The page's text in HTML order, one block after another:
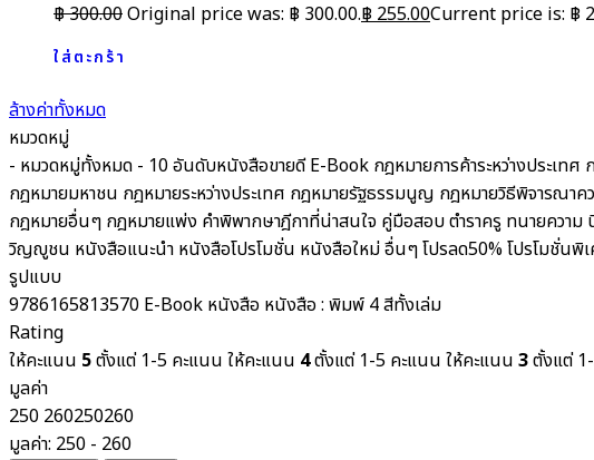
฿300.00Original price was: ฿ 300.00.฿255.00Current price is: ฿
ใส่ตะกร้า
ล้างค่าทั้งหมด
หมวดหมู่
- หมวดหมู่ทั้งหมด - 10 อันดับหนังสือขายดี E-Book กฎหมายการค้าระหว่างประเทศ
กฎหมายมหาชน กฎหมายระหว่างประเทศ กฎหมายรัฐธรรมนูญ กฎหมายวิธีพิจารณา
กฎหมายอื่นๆ กฎหมายแพ่ง คำพิพากษาฎีกาที่น่าสนใจ คู่มือสอบตำราครู ทนายความ
วิญญูชน หนังสือแนะนำ หนังสือโปรโมชั่น หนังสือใหม่อื่นๆโปรลด50%โปรโมชั่นพิ
รูปแบบ
9786165813570 E-Book หนังสือ หนังสือ : พิมพ์ 4 สีทั้งเล่ม
Rating
ให้คะแนน 5ตั้งแต่ 1-5 คะแนน ให้คะแนน 4ตั้งแต่ 1-5 คะแนน ให้คะแนน 3ตั้งแต่
มูลค่า
250 260250260
มูลค่า: 250 - 260